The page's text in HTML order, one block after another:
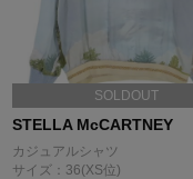
SOLDOUT
STELLA McCARTNEY
カジュアルシャツ
サイズ：36(XS位)